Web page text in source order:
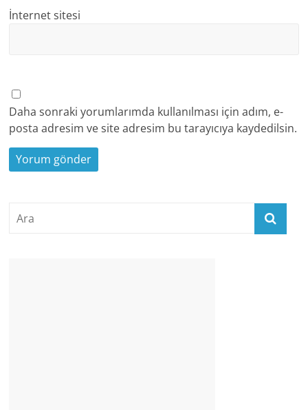
İnternet sitesi
Daha sonraki yorumlarımda kullanılması için adım, e-
posta adresim ve site adresim bu tarayıcıya kaydedilsin.